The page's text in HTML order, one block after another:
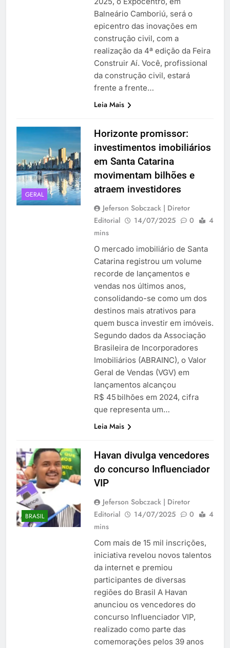
Balneário Camboriú, será o
epicentro das inovações em
construção civil, com a
realização da 4ª edição da Feira
Construir Aí. Você, profissional
da construção civil, estará
frente a frente…
Leia Mais
GERAL
Horizonte promissor:
investimentos imobiliários
em Santa Catarina
movimentam bilhões e
atraem investidores
Jeferson Sobczack | Diretor
Editorial
14/07/2025 0
4
mins
O mercado imobiliário de Santa
Catarina registrou um volume
recorde de lançamentos e
vendas nos últimos anos,
consolidando-se como um dos
destinos mais atrativos para
quem busca investir em imóveis.
Segundo dados da Associação
Brasileira de Incorporadores
Imobiliários (ABRAINC), o Valor
Geral de Vendas (VGV) em
lançamentos alcançou
R$ 45 bilhões em 2024, cifra
que representa um…
Leia Mais
BRASIL
Havan divulga vencedores
do concurso Influenciador
VIP
Jeferson Sobczack | Diretor
Editorial
14/07/2025 0
4
mins
Com mais de 15 mil inscrições,
iniciativa revelou novos talentos
da internet e premiou
participantes de diversas
regiões do Brasil A Havan
anunciou os vencedores do
concurso Influenciador VIP,
realizado como parte das
comemorações pelos 39 anos